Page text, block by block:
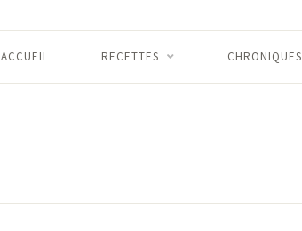
ACCUEIL RECETTES CHRONIQUES